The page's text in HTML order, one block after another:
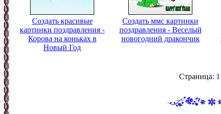
Создать красивые
картинки поздравления -
Корова на коньках в
Новый Год
Создать ммс картинки
поздравления - Веселый
новогодний дракончик
Страница: 1